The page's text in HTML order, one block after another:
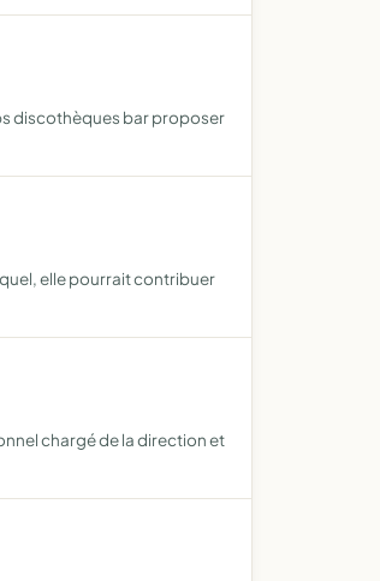
discothèques bar proposer
elle pourrait contribuer
chargé de la direction et